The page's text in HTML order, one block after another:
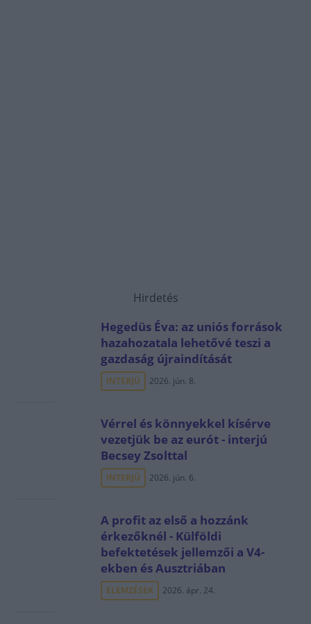
Hirdetés
Hegedüs Éva: az uniós források
hazahozatala lehetővé teszi a
gazdaság újraindítását
INTERJÚ 2026. jún. 8.
Vérrel és könnyekkel kísérve
vezetjük be az eurót - interjú
Becsey Zsolttal
INTERJÚ 2026. jún. 6.
A profit az első a hozzánk
érkezőknél - Külföldi
befektetések jellemzői a V4-
ekben és Ausztriában
ELEMZÉSEK 2026. ápr. 24.